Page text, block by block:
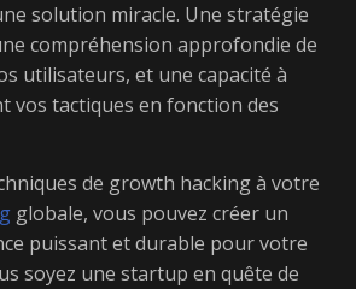
solution miracle. Une stratégie
compréhension approfondie de
utilisateurs, et une capacité à
vos tactiques en fonction des
de growth hacking à votre
globale, vous pouvez créer un
puissant et durable pour votre
soyez une startup en quête de